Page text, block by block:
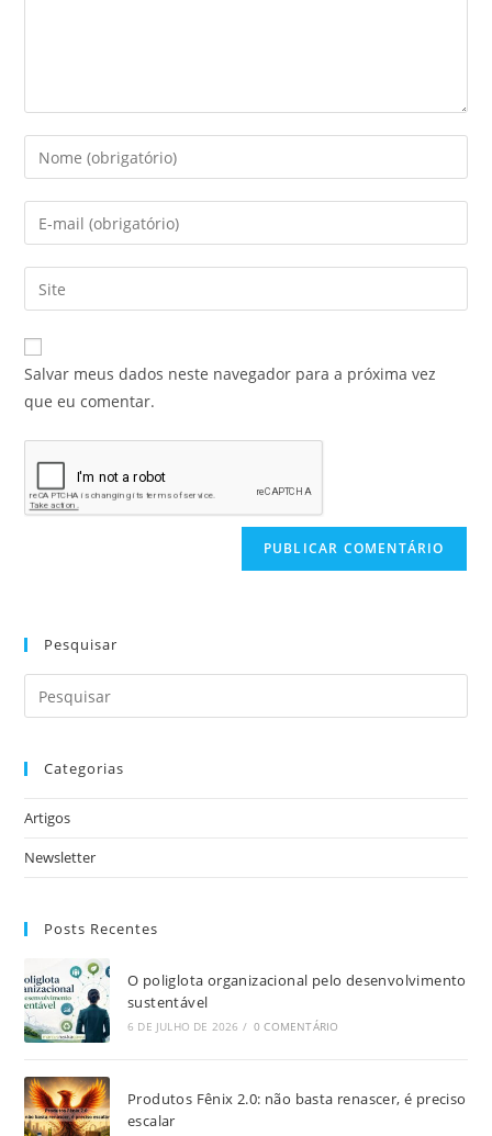
Salvar meus dados neste navegador para a próxima vez
que eu comentar.
Pesquisar
Categorias
Artigos
Newsletter
Posts Recentes
O poliglota organizacional pelo desenvolvimento
sustentável
6 DE JULHO DE 2026 / 0 COMENTÁRIO
Produtos Fênix 2.0: não basta renascer, é preciso
escalar